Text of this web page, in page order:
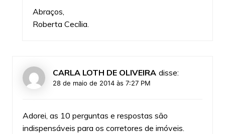
Abraços,
Roberta Cecília.
CARLA LOTH DE OLIVEIRA disse:
28 de maio de 2014 às 7:27 PM
Adorei, as 10 perguntas e respostas são
indispensáveis para os corretores de imóveis.